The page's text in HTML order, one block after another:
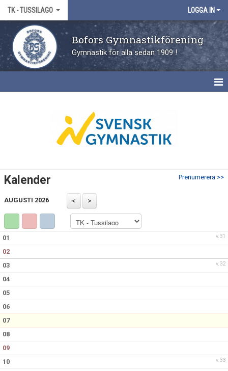
TK - TUSSILAGO LOGGA IN
Bofors Gymnastikförening
Gymnastik för alla sedan 1909 !
Prenumerera >>
Kalender
AUGUSTI 2026
v.31
01
02
v.32
03
04
05
06
07
08
09
v.33
10